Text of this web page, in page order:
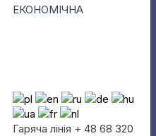
ЕКОНОМІЧНА
Гаряча лінія + 48 68 320